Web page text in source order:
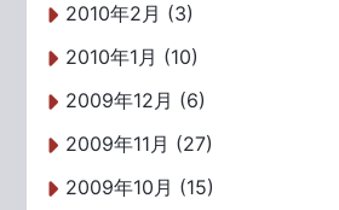
2010年2月 (3)
2010年1月 (10)
2009年12月 (6)
2009年11月 (27)
2009年10月 (15)